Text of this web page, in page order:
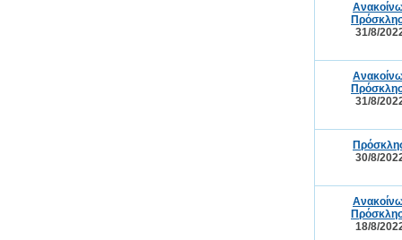
31/8/
31/8/
30/8/
18/8/